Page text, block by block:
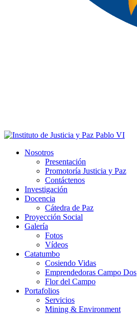
Nosotros
Presentación
Promotoría Justicia y Paz
Contáctenos
Investigación
Docencia
Cátedra de Paz
Proyección Social
Galería
Fotos
Vídeos
Catatumbo
Cosiendo Vidas
Emprendedoras Campo Dos
Flor del Campo
Portafolios
Servicios
Mining & Environment